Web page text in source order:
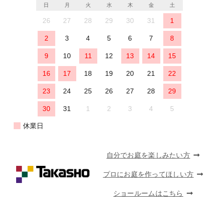
日 月 火 水 木 金 土
26 27 28 29 30 31 1
2 3 4 5 6 7 8
9 10 11 12 13 14 15
16 17 18 19 20 21 22
23 24 25 26 27 28 29
30 31 1 2 3 4 5
休業日
自分でお庭を楽しみたい方
プロにお庭を作ってほしい方
ショールームはこちら